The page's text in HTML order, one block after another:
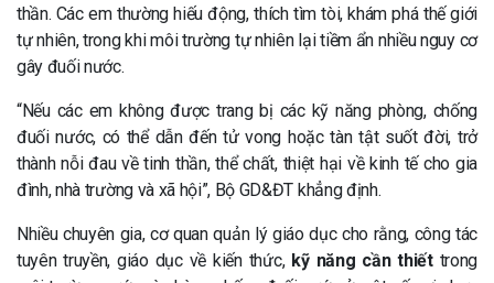
thần. Các em thường hiếu động, thích tìm tòi, khám phá thế giới
tự nhiên, trong khi môi trường tự nhiên lại tiềm ẩn nhiều nguy cơ
gây đuối nước.
“Nếu các em không được trang bị các kỹ năng phòng, chống
đuối nước, có thể dẫn đến tử vong hoặc tàn tật suốt đời, trở
thành nỗi đau về tinh thần, thể chất, thiệt hại về kinh tế cho gia
đình, nhà trường và xã hội”, Bộ GD&ĐT khẳng định.
Nhiều chuyên gia, cơ quan quản lý giáo dục cho rằng, công tác
tuyên truyền, giáo dục về kiến thức, kỹ năng cần thiếttrong